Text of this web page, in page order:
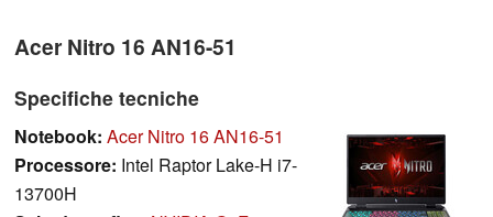
Acer Nitro 16 AN16-51
Specifiche tecniche
Notebook: Acer Nitro 16 AN16-51
Processore: Intel Raptor Lake-H i7-
13700H